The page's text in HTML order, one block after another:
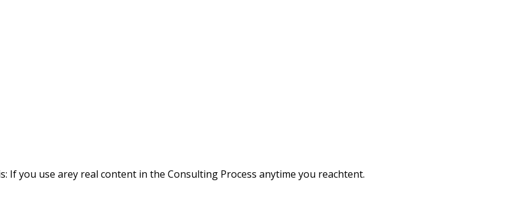
you use arey real content in the Consulting Process anytime you reachtent.